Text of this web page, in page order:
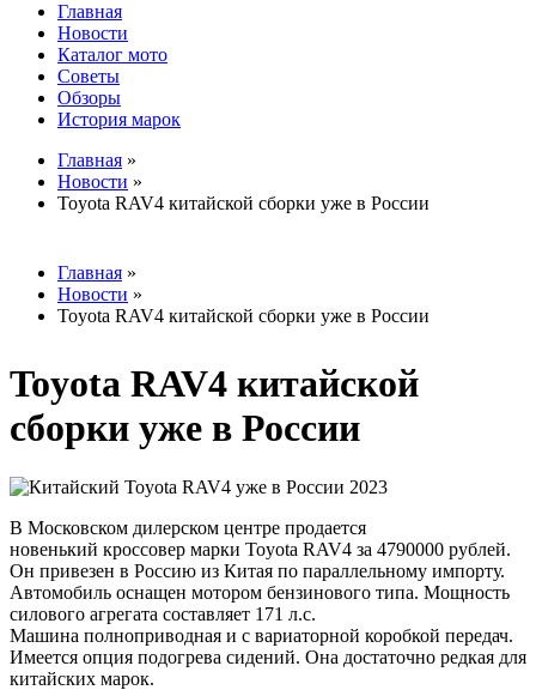
Главное меню
Главная
Новости
Каталог мото
Советы
Обзоры
История марок
Вы здесь
Главная »
Новости »
Toyota RAV4 китайской сборки уже в России
Вы здесь
Главная »
Новости »
Toyota RAV4 китайской сборки уже в России
Toyota RAV4 китайской
сборки уже в России
В Московском дилерском центре продается
новенький кроссовер марки Toyota RAV4 за 4790000 рублей.
Он привезен в Россию из Китая по параллельному импорту.
Автомобиль оснащен мотором бензинового типа. Мощность
силового агрегата составляет 171 л.с.
Машина полноприводная и с вариаторной коробкой передач.
Имеется опция подогрева сидений. Она достаточно редкая для
китайских марок.